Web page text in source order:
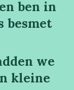
ben in
besmet
we
kleine